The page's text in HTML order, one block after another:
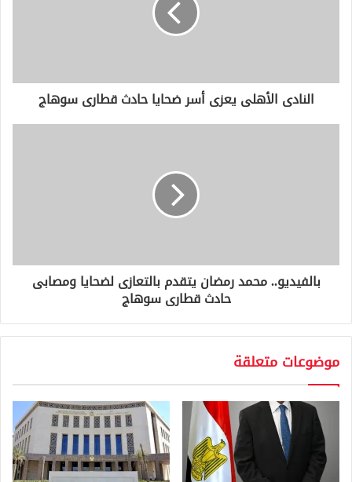
ر
ي
النادى الأهلى يعزى أسر ضحايا حادث قطارى سوهاج
بالفيديو.. محمد رمضان يتقدم بالتعازى لضحايا ومصابى
حادث قطارى سوهاج
موضوعات متعلقة